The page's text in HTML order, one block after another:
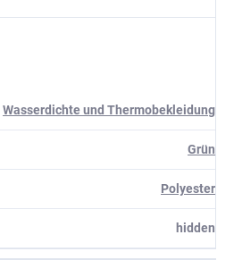
Wasserdichte und Thermobekleidung
Grün
Polyester
hidden